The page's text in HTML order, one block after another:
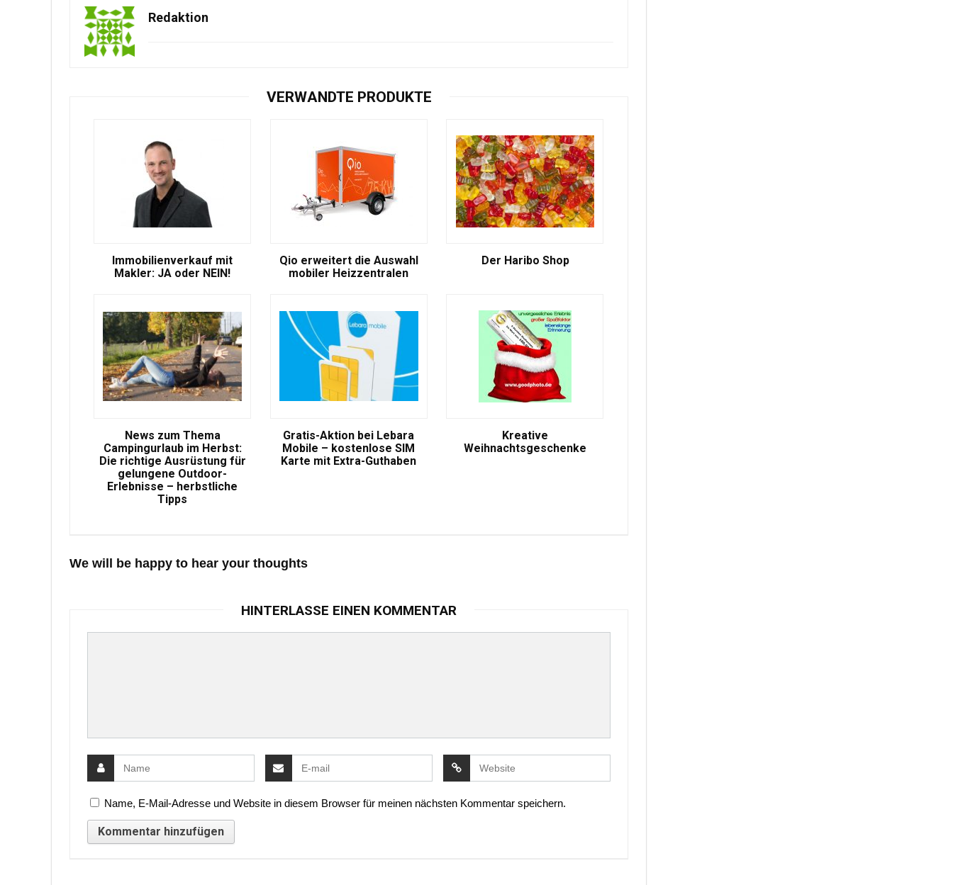
Redaktion
VERWANDTE PRODUKTE
Immobilienverkauf mit
Makler: JA oder NEIN!
Qio erweitert die Auswahl
mobiler Heizzentralen
Der Haribo Shop
News zum Thema
Campingurlaub im Herbst:
Die richtige Ausrüstung für
gelungene Outdoor-
Erlebnisse – herbstliche
Tipps
Gratis-Aktion bei Lebara
Mobile – kostenlose SIM
Karte mit Extra-Guthaben
Kreative
Weihnachtsgeschenke
We will be happy to hear your thoughts
HINTERLASSE EINEN KOMMENTAR
Name, E-Mail-Adresse und Website in diesem Browser für meinen nächsten Kommentar speichern.